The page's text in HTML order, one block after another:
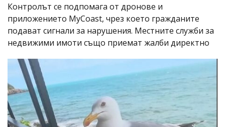
Контролът се подпомага от дронове и
приложението MyCoast, чрез което гражданите
подават сигнали за нарушения. Местните служби за
недвижими имоти също приемат жалби директно